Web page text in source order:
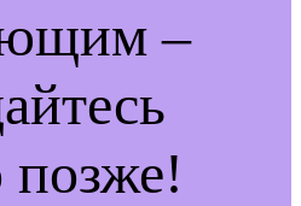
–
позже!